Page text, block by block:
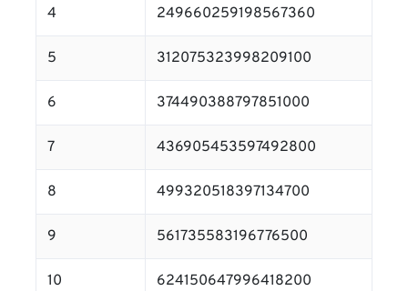
4 249660259198567360
5 312075323998209100
6 374490388797851000
7 436905453597492800
8 499320518397134700
9 561735583196776500
10 624150647996418200